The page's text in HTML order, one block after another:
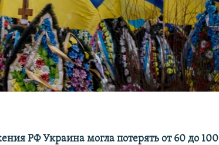
РФ Украина могла потерять от 60 до 100